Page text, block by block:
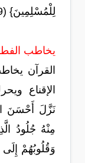
لِلْمُسْلِمِينَ} (89) سورة النحل
يخاطب
القرآن
الإقناع
نَزَّلَ أَحْسَنَ
مِنْهُ جُلُودُ
وَقُلُوبُهُمْ